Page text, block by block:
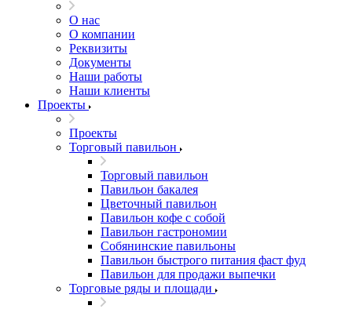
О нас
О компании
Реквизиты
Документы
Наши работы
Наши клиенты
Проекты
Проекты
Торговый павильон
Торговый павильон
Павильон бакалея
Цветочный павильон
Павильон кофе с собой
Павильон гастрономии
Собянинские павильоны
Павильон быстрого питания фаст фуд
Павильон для продажи выпечки
Торговые ряды и площади